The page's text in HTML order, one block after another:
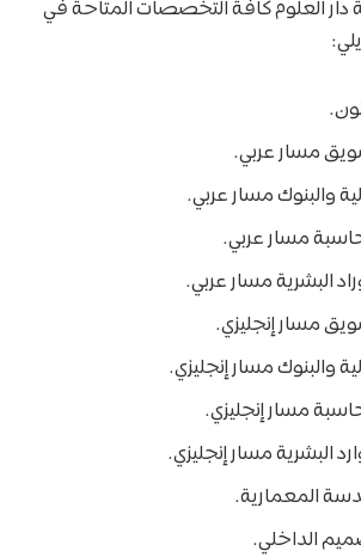
العلوم كافة التخصصات المتاحة في
مسار عربي.
والبنوك مسار عربي.
مسار عربي.
البشرية مسار عربي.
مسار إنجليزي.
والبنوك مسار إنجليزي.
مسار إنجليزي.
البشرية مسار إنجليزي.
المعمارية.
الداخلي.